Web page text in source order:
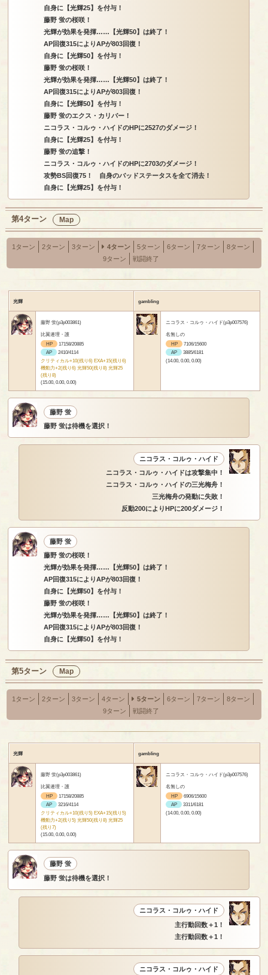
自身に【光輝25】を付与！
藤野 蛍の桜咲！
光輝が効果を発揮……【光輝50】は終了！
AP回復315によりAPが803回復！
自身に【光輝50】を付与！
藤野 蛍の桜咲！
光輝が効果を発揮……【光輝50】は終了！
AP回復315によりAPが803回復！
自身に【光輝50】を付与！
藤野 蛍のエクス・カリバー！
ニコラス・コルゥ・ハイドのHPに2527のダメージ！
自身に【光輝25】を付与！
藤野 蛍の追撃！
ニコラス・コルゥ・ハイドのHPに2703のダメージ！
攻勢BS回復75！ 自身のバッドステータスを全て消去！
自身に【光輝25】を付与！
第4ターン Map
1ターン 2ターン 3ターン 4ターン 5ターン 6ターン 7ターン
8ターン
9ターン
戦闘終了
光輝 gambling
藤野 蛍(p3p003861)
比翼連理・護
HP
17158/20885
AP
2410/4114
クリティカル+10(残り6) EXA+15(残り6)
機動力+2(残り6) 光輝50(残り8) 光輝25
(残り8)
(15.00, 0.00, 0.00)
ニコラス・コルゥ・ハイド(p3p007576)
名無しの
HP
7106/15600
AP
3885/6181
(14.00, 0.00, 0.00)
藤野 蛍
藤野 蛍は待機を選択！
ニコラス・コルゥ・ハイド
ニコラス・コルゥ・ハイドは攻撃集中！
ニコラス・コルゥ・ハイドの三光梅舟！
三光梅舟の発動に失敗！
反動200によりHPに200ダメージ！
藤野 蛍
藤野 蛍の桜咲！
光輝が効果を発揮……【光輝50】は終了！
AP回復315によりAPが803回復！
自身に【光輝50】を付与！
藤野 蛍の桜咲！
光輝が効果を発揮……【光輝50】は終了！
AP回復315によりAPが803回復！
自身に【光輝50】を付与！
第5ターン Map
1ターン 2ターン 3ターン 4ターン 5ターン 6ターン 7ターン
8ターン
9ターン
戦闘終了
光輝 gambling
藤野 蛍(p3p003861)
比翼連理・護
HP
17158/20885
AP
3216/4114
クリティカル+10(残り5) EXA+15(残り5)
機動力+2(残り5) 光輝50(残り8) 光輝25
(残り7)
(15.00, 0.00, 0.00)
ニコラス・コルゥ・ハイド(p3p007576)
名無しの
HP
6906/15600
AP
3311/6181
(14.00, 0.00, 0.00)
藤野 蛍
藤野 蛍は待機を選択！
ニコラス・コルゥ・ハイド
主行動回数＋1！
主行動回数＋1！
ニコラス・コルゥ・ハイド